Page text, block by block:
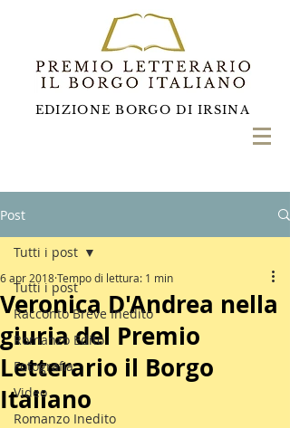
EDIZIONE BORGO DI IRSINA
Post
Tutti i post
Racconto Breve Inedito
Romanzo Edito
Fotografia
Video
Romanzo Inedito
Tutti i post
Veronica D'Andrea nella
giuria del Premio
Letterario il Borgo
Italiano
6 apr 2018Tempo di lettura: 1 min